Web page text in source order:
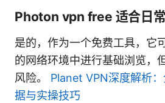
Photon vpn free 适合日常
是的，作为一个免费工具，它
的网络环境中进行基础浏览，
风险。 Planet VPN深度解析
据与实操技巧